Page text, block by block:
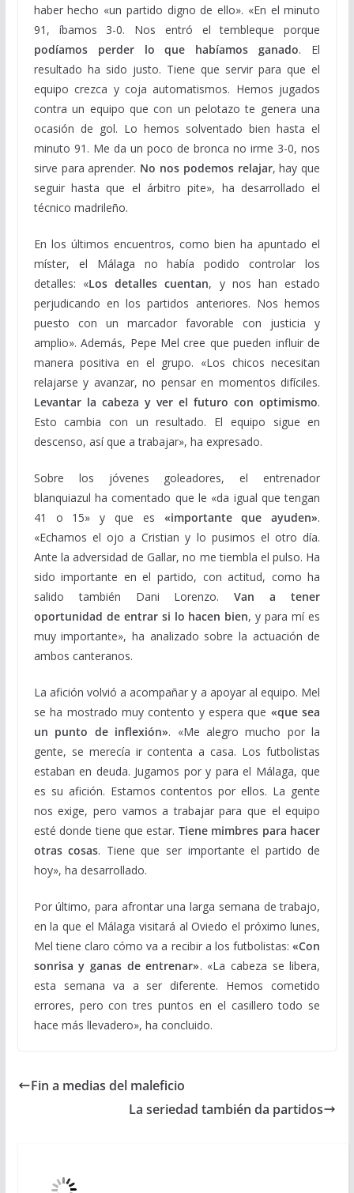
haber hecho «un partido digno de ello». «En el minuto
91, íbamos 3-0. Nos entró el tembleque porque
podíamos perder lo que habíamos ganado. El
resultado ha sido justo. Tiene que servir para que el
equipo crezca y coja automatismos. Hemos jugados
contra un equipo que con un pelotazo te genera una
ocasión de gol. Lo hemos solventado bien hasta el
minuto 91. Me da un poco de bronca no irme 3-0, nos
sirve para aprender. No nos podemos relajar, hay que
seguir hasta que el árbitro pite», ha desarrollado el
técnico madrileño.
En los últimos encuentros, como bien ha apuntado el
míster, el Málaga no había podido controlar los
detalles: «Los detalles cuentan, y nos han estado
perjudicando en los partidos anteriores. Nos hemos
puesto con un marcador favorable con justicia y
amplio». Además, Pepe Mel cree que pueden influir de
manera positiva en el grupo. «Los chicos necesitan
relajarse y avanzar, no pensar en momentos difíciles.
Levantar la cabeza y ver el futuro con optimismo.
Esto cambia con un resultado. El equipo sigue en
descenso, así que a trabajar», ha expresado.
Sobre los jóvenes goleadores, el entrenador
blanquiazul ha comentado que le «da igual que tengan
41 o 15» y que es «importante que ayuden».
«Echamos el ojo a Cristian y lo pusimos el otro día.
Ante la adversidad de Gallar, no me tiembla el pulso. Ha
sido importante en el partido, con actitud, como ha
salido también Dani Lorenzo.Van a tener
oportunidad de entrar si lo hacen bien, y para mí es
muy importante», ha analizado sobre la actuación de
ambos canteranos.
La afición volvió a acompañar y a apoyar al equipo. Mel
se ha mostrado muy contento y espera que «que sea
un punto de inflexión». «Me alegro mucho por la
gente, se merecía ir contenta a casa. Los futbolistas
estaban en deuda. Jugamos por y para el Málaga, que
es su afición. Estamos contentos por ellos. La gente
nos exige, pero vamos a trabajar para que el equipo
esté donde tiene que estar. Tiene mimbres para hacer
otras cosas. Tiene que ser importante el partido de
hoy», ha desarrollado.
Por último, para afrontar una larga semana de trabajo,
en la que el Málaga visitará al Oviedo el próximo lunes,
Mel tiene claro cómo va a recibir a los futbolistas:«Con
sonrisa y ganas de entrenar». «La cabeza se libera,
esta semana va a ser diferente. Hemos cometido
errores, pero con tres puntos en el casillero todo se
hace más llevadero», ha concluido.
Fin a medias del maleficio
La seriedad también da partidos